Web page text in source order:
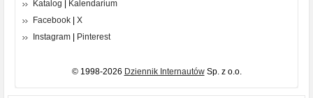
Katalog | Kalendarium
Facebook | X
Instagram | Pinterest
© 1998-2026 Dziennik InternautówSp. z o.o.